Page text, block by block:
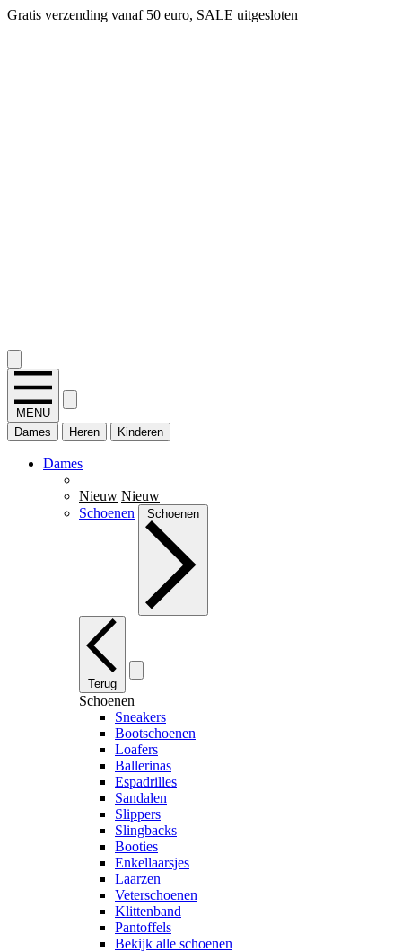
Gratis verzending vanaf 50 euro, SALE uitgesloten
MENU
Dames
Heren Kinderen
Dames
Nieuw Nieuw
Schoenen
Schoenen
Terug
Schoenen
Sneakers
Bootschoenen
Loafers
Ballerinas
Espadrilles
Sandalen
Slippers
Slingbacks
Booties
Enkellaarsjes
Laarzen
Veterschoenen
Klittenband
Pantoffels
Bekijk alle schoenen